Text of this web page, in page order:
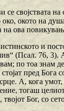
се својствата
око, окото на
на ова
и
(Псал. 76, 3).
по тоа знам
стојат пред Бога
А, кога
тогаш
твојот Бог, со